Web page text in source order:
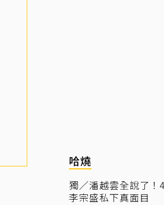
哈燒
獨／潘越雲全說了
李宗盛私下真面目